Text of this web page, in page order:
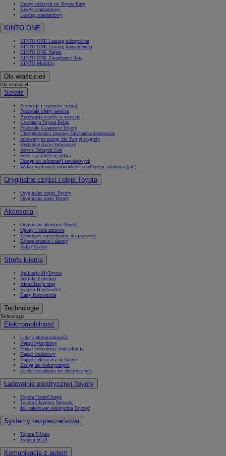
Kredyt niższych rat Toyota Easy
Kredyt standardowy
Leasing standardowy
KINTO ONE
KINTO ONE Leasing niższych rat
KINTO ONE Leasing konsumencki
KINTO ONE Najem
KINTO ONE Zarządzanie flotą
KINTO Mobility
Dla właścicieli
Dla właścicieli
Serwis
Promocje i sezonowe usługi
Pozostałe oferty serwisu
Rezerwacja wizyty w serwisie
Gwarancja Toyota Relax
Pozostałe Gwarancje Toyoty
Ubezpieczenia i naprawy blacharsko-lakiernicze
Innowacyjne usługi dla Twojej wygody
Bezpłatne Akcje Serwisowe
Serwis Dobrych Cen
Serwis w ASO się opłaca
Dostęp do informacji serwisowych
Wykaz wydanych zaświadczeń o odbytym szkoleniu (pdf)
Oryginalne części i oleje Toyota
Oryginalne części Toyoty
Oryginalne oleje Toyoty
Akcesoria
Oryginalne akcesoria Toyoty
Opony i koła zimowe
Zabudowy samochodów dostawczych
Zabezpieczenia i alarmy
Sklep Toyoty
Strefa klienta
Aplikacja MyToyota
Instrukcje obsługi
Aktualizacja map
System Bluetooth®
Karty Ratownicze
Technologie
Technologie
Elektromobilność
Lider elektromobilności
Napęd hybrydowy
Napęd hybrydowy typu plug-in
Napęd wodorowy
Napęd elektryczny na baterię
Zasięg aut elektrycznych
Zalety posiadania aut elektrycznych
Ładowanie elektrycznej Toyoty
Toyota HomeCharge
Toyota Charging Network
Jak naładować elektryczną Toyotę?
Systemy bezpieczeństwa
Toyota T-Mate
System eCall
Komunikacja z autem